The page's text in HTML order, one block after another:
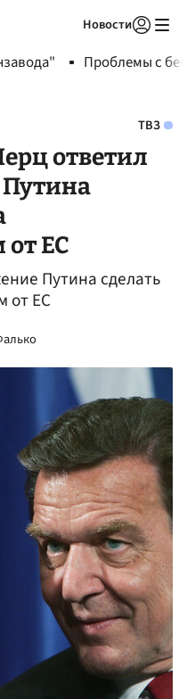
Новости
Проблемы с
ТВЗ
ответил
ЕС
Путина сделать
от ЕС